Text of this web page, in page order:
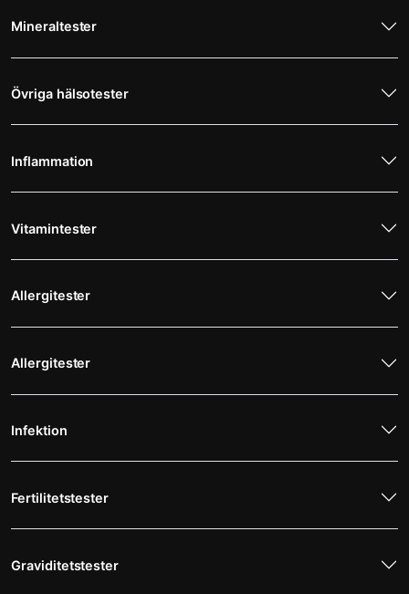
Mineraltester
Övriga hälsotester
Inflammation
Vitamintester
Allergitester
Allergitester
Infektion
Fertilitetstester
Graviditetstester